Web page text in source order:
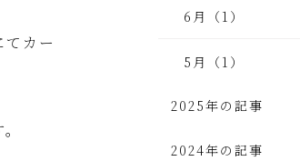
カー
6月（1）
5月（1）
2025年の記事
2024年の記事